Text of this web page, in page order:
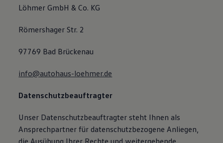
Löhmer GmbH & Co. KG
Römershager Str. 2
97769 Bad Brückenau
info@autohaus-loehmer.de
Datenschutzbeauftragter
Unser Datenschutzbeauftragter steht Ihnen als
Ansprechpartner für datenschutzbezogene Anliegen,
die Ausübung Ihrer Rechte und weitergehende